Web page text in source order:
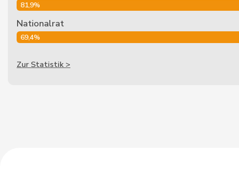
81,9%
Nationalrat
69,4%
Zur Statistik >